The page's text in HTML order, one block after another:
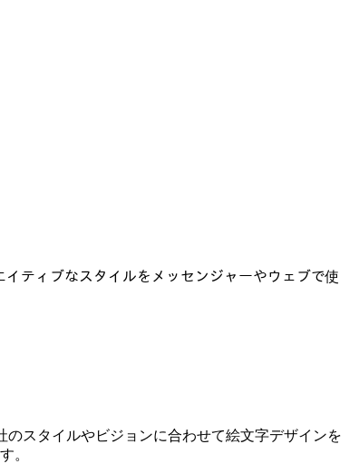
ティブなスタイルをメッセンジャーやウェブで使
スタイルやビジョンに合わせて絵文字デザインを
。